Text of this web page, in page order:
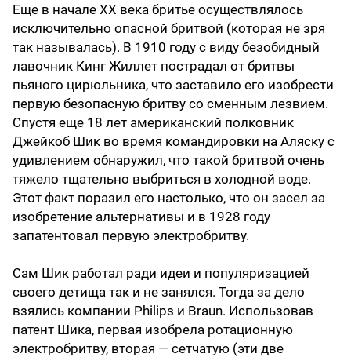
Еще в начале ХХ века бритье осуществлялось
исключительно опасной бритвой (которая не зря
так называлась). В 1910 году с виду безобидный
лавочник Кинг Жиллет пострадал от бритвы
пьяного цирюльника, что заставило его изобрести
первую безопасную бритву со сменным лезвием.
Спустя еще 18 лет американский полковник
Джейкоб Шик во время командировки на Аляску с
удивлением обнаружил, что такой бритвой очень
тяжело тщательно выбриться в холодной воде.
Этот факт поразил его настолько, что он засел за
изобретение альтернативы и в 1928 году
запатентовал первую электробритву.
Сам Шик работал ради идеи и популяризацией
своего детища так и не занялся. Тогда за дело
взялись компании Philips и Braun. Использовав
патент Шика, первая изобрела ротационную
электробритву, вторая — сетчатую (эти две